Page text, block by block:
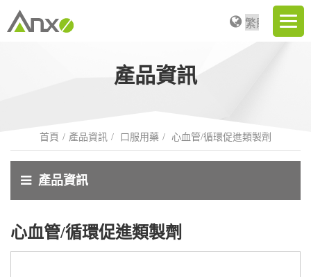
產品資訊
首頁 產品資訊 口服用藥 心血管/循環促進類製劑
產品資訊
心血管/循環促進類製劑